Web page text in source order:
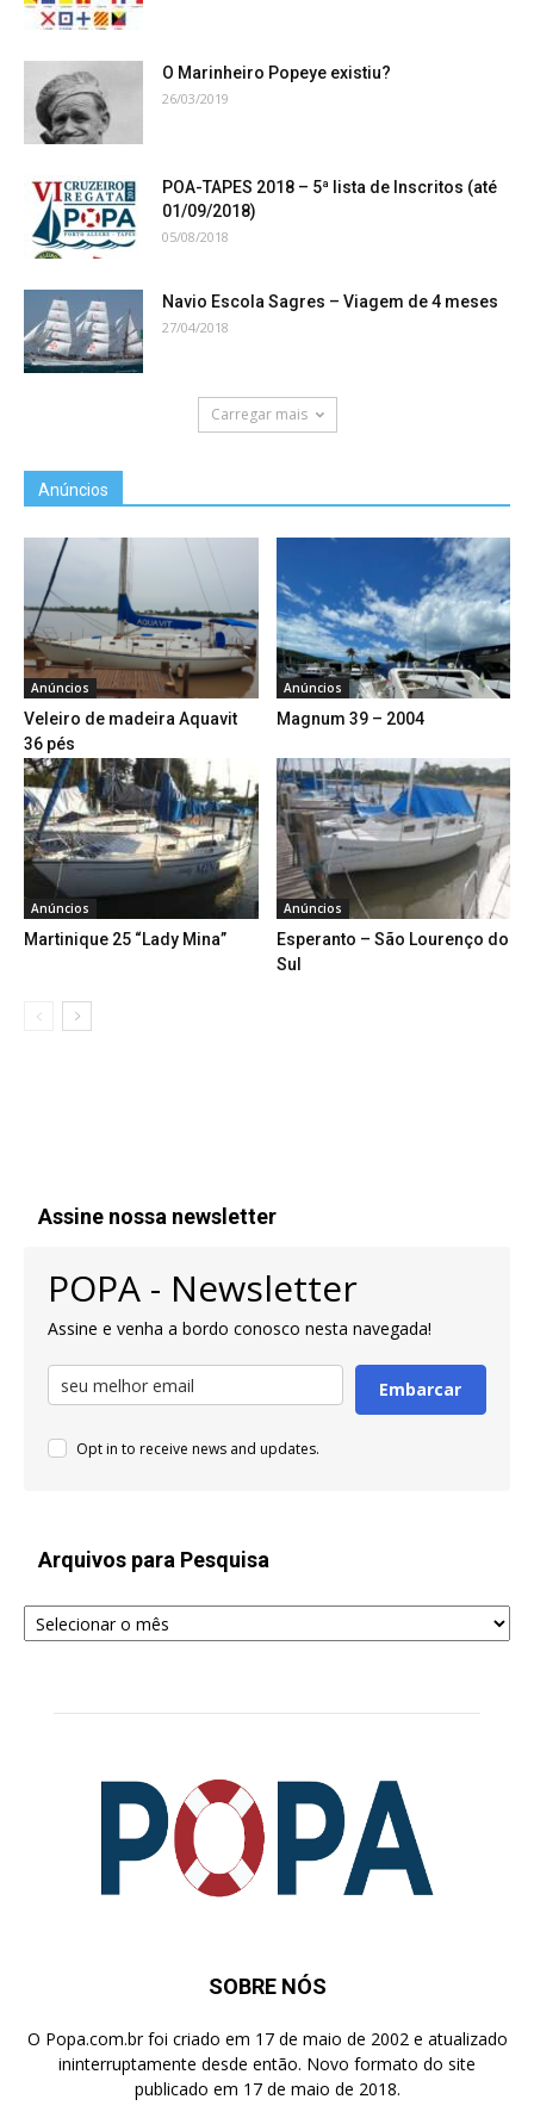
O Marinheiro Popeye existiu?
26/03/2019
POA-TAPES 2018 – 5ª lista de Inscritos (até
01/09/2018)
05/08/2018
Navio Escola Sagres – Viagem de 4 meses
27/04/2018
Carregar mais
Anúncios
Anúncios
Veleiro de madeira Aquavit
36 pés
Anúncios
Magnum 39 – 2004
Anúncios
Martinique 25 “Lady Mina”
Anúncios
Esperanto – São Lourenço do
Sul
Assine nossa newsletter
POPA - Newsletter
Assine e venha a bordo conosco nesta navegada!
Embarcar
Opt in to receive news and updates.
Arquivos para Pesquisa
Arquivos
para
SOBRE NÓS
O Popa.com.br foi criado em 17 de maio de 2002 e atualizado
ininterruptamente desde então. Novo formato do site
publicado em 17 de maio de 2018.